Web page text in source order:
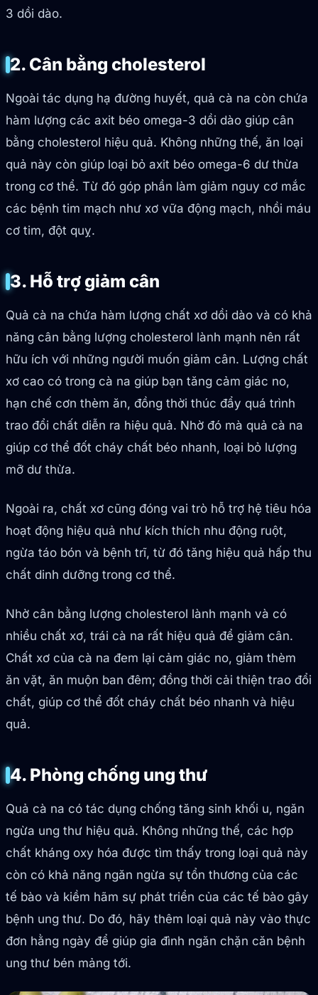
3 dồi dào.
2. Cân bằng cholesterol
Ngoài tác dụng hạ đường huyết, quả cà na còn chứa
hàm lượng các axit béo omega-3 dồi dào giúp cân
bằng cholesterol hiệu quả. Không những thế, ăn loại
quả này còn giúp loại bỏ axit béo omega-6 dư thừa
trong cơ thể. Từ đó góp phần làm giảm nguy cơ mắc
các bệnh tim mạch như xơ vữa động mạch, nhồi máu
cơ tim, đột quỵ.
3. Hỗ trợ giảm cân
Quả cà na chứa hàm lượng chất xơ dồi dào và có khả
năng cân bằng lượng cholesterol lành mạnh nên rất
hữu ích với những người muốn giảm cân. Lượng chất
xơ cao có trong cà na giúp bạn tăng cảm giác no,
hạn chế cơn thèm ăn, đồng thời thúc đẩy quá trình
trao đổi chất diễn ra hiệu quả. Nhờ đó mà quả cà na
giúp cơ thể đốt cháy chất béo nhanh, loại bỏ lượng
mỡ dư thừa.
Ngoài ra, chất xơ cũng đóng vai trò hỗ trợ hệ tiêu hóa
hoạt động hiệu quả như kích thích nhu động ruột,
ngừa táo bón và bệnh trĩ, từ đó tăng hiệu quả hấp thu
chất dinh dưỡng trong cơ thể.
Nhờ cân bằng lượng cholesterol lành mạnh và có
nhiều chất xơ, trái cà na rất hiệu quả để giảm cân.
Chất xơ của cà na đem lại cảm giác no, giảm thèm
ăn vặt, ăn muộn ban đêm; đồng thời cải thiện trao đổi
chất, giúp cơ thể đốt cháy chất béo nhanh và hiệu
quả.
4. Phòng chống ung thư
Quả cà na có tác dụng chống tăng sinh khối u, ngăn
ngừa ung thư hiệu quả. Không những thế, các hợp
chất kháng oxy hóa được tìm thấy trong loại quả này
còn có khả năng ngăn ngừa sự tổn thương của các
tế bào và kiềm hãm sự phát triển của các tế bào gây
bệnh ung thư. Do đó, hãy thêm loại quả này vào thực
đơn hằng ngày để giúp gia đình ngăn chặn căn bệnh
ung thư bén mảng tới.